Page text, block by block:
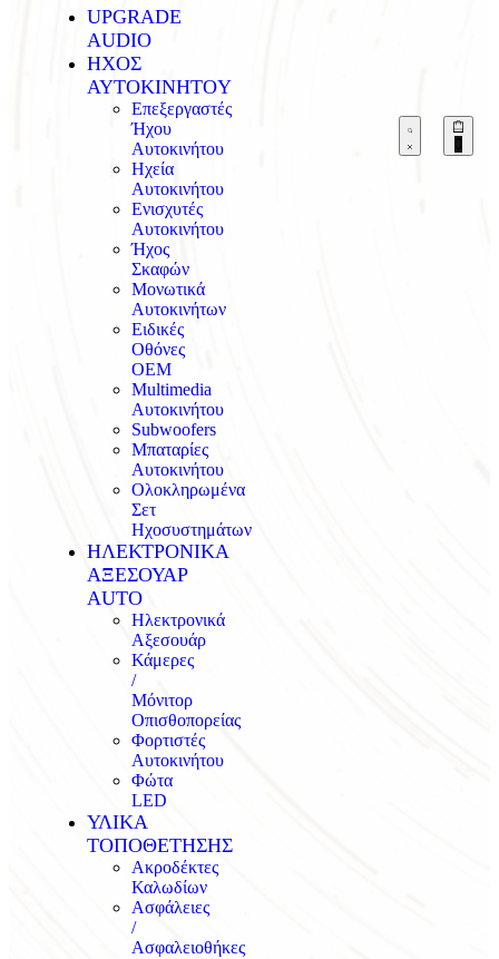
UPGRADE
AUDIO
ΗΧΟΣ
AYTOKINHTOY
Επεξεργαστές
Ήχου
Αυτοκινήτου
Ηχεία
Αυτοκινήτου
Ενισχυτές
Αυτοκινήτου
Ήχος
Σκαφών
Μονωτικά
Αυτοκινήτων
Ειδικές
Οθόνες
OEM
Multimedia
Αυτοκινήτου
Subwoofers
Μπαταρίες
Αυτοκινήτου
Ολοκληρωμένα
Σετ
Ηχοσυστημάτων
ΗΛΕΚΤΡΟΝΙΚΑ
ΑΞΕΣΟΥΑΡ
AUTO
Ηλεκτρονικά
Αξεσουάρ
Κάμερες
/
Μόνιτορ
Οπισθοπορείας
Φορτιστές
Αυτοκινήτου
Φώτα
LED
ΥΛΙΚΑ
ΤΟΠΟΘΕΤΗΣΗΣ
Ακροδέκτες
Καλωδίων
Ασφάλειες
/
Ασφαλειοθήκες